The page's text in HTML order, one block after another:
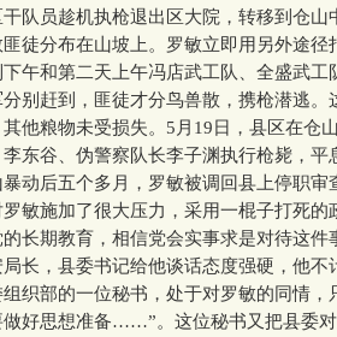
干队员趁机执枪退出区大院，转移到仓
徒分布在山坡上。罗敏立即用另外途
下午和第二天上午冯店武工队、全盛武
别赶到，匪徒才分鸟兽散，携枪潜逃
其他粮物未受损失。5月19日，县区在仓
东谷、伪警察队长李子渊执行枪毙，平
后五个多月，罗敏被调回县上停职审
敏施加了很大压力，采用一棍子打死
长期教育，相信党会实事求是对待这
局长，县委书记给他谈话态度强硬，他
织部的一位秘书，处于对罗敏的同情
做好思想准备……”。这位秘书又把县委